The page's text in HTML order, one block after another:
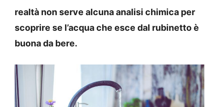
realtà non serve alcuna analisi chimica per
scoprire se l’acqua che esce dal rubinetto è
buona da bere.